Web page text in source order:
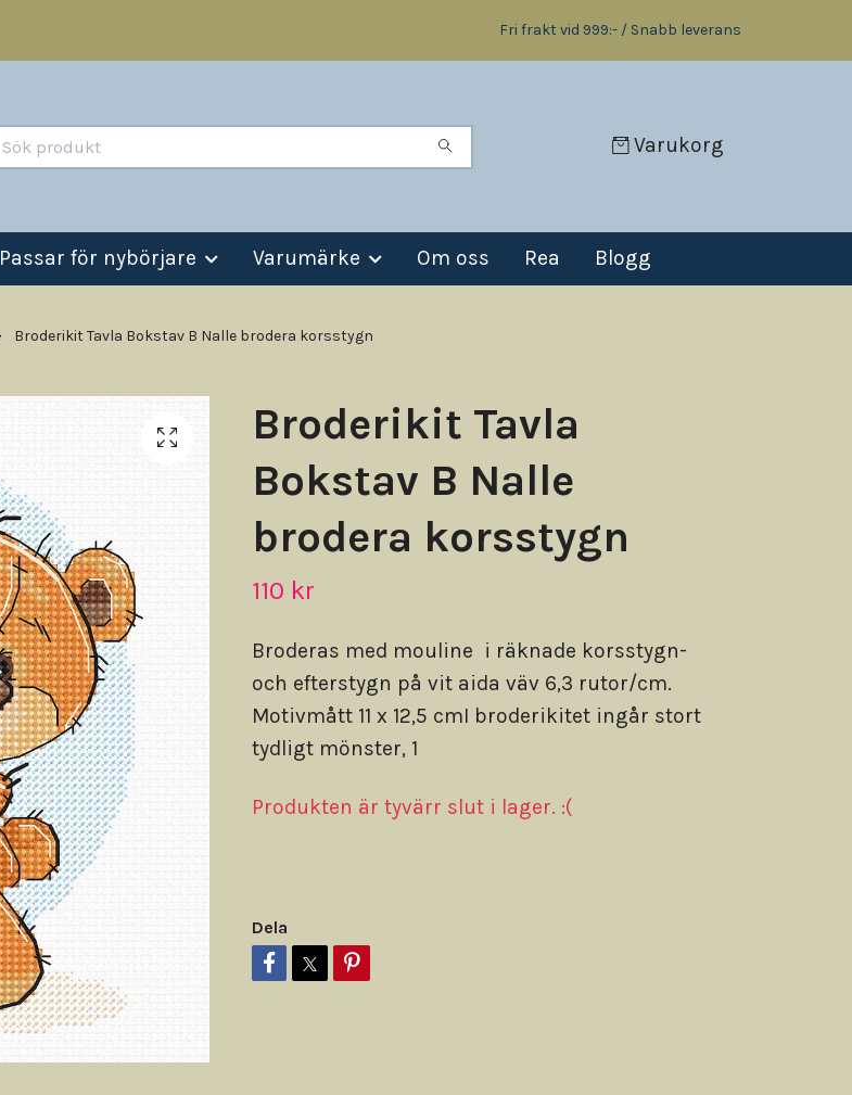
Fri frakt vid 999:- / Snabb leverans
Varukorg
Passar för nybörjare Varumärke Om oss Rea Blogg
Broderikit Tavla Bokstav B Nalle brodera korsstygn
Broderikit Tavla
Bokstav B Nalle
brodera korsstygn
110 kr
Broderas med mouline i räknade korsstygn-
och efterstygn på vit aida väv 6,3 rutor/cm.
Motivmått 11 x 12,5 cmI broderikitet ingår stort
tydligt mönster, 1
Produkten är tyvärr slut i lager. :(
Dela